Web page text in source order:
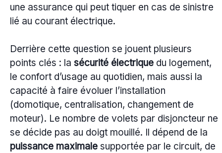
une assurance qui peut tiquer en cas de sinistre
lié au courant électrique.
Derrière cette question se jouent plusieurs
points clés : la sécurité électrique du logement,
le confort d’usage au quotidien, mais aussi la
capacité à faire évoluer l’installation
(domotique, centralisation, changement de
moteur). Le nombre de volets par disjoncteur ne
se décide pas au doigt mouillé. Il dépend de la
puissance maximale supportée par le circuit, de